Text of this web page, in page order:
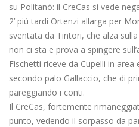
su Politanò: il CreCas si vede
2’ più tardi Ortenzi allarga per
sventata da Tintori, che alza
non ci sta e prova a spingere
Fischetti riceve da Cupelli in
secondo palo Gallaccio, che di
pareggiando i conti.
Il CreCas, fortemente
punto, vedendo il sorpasso da